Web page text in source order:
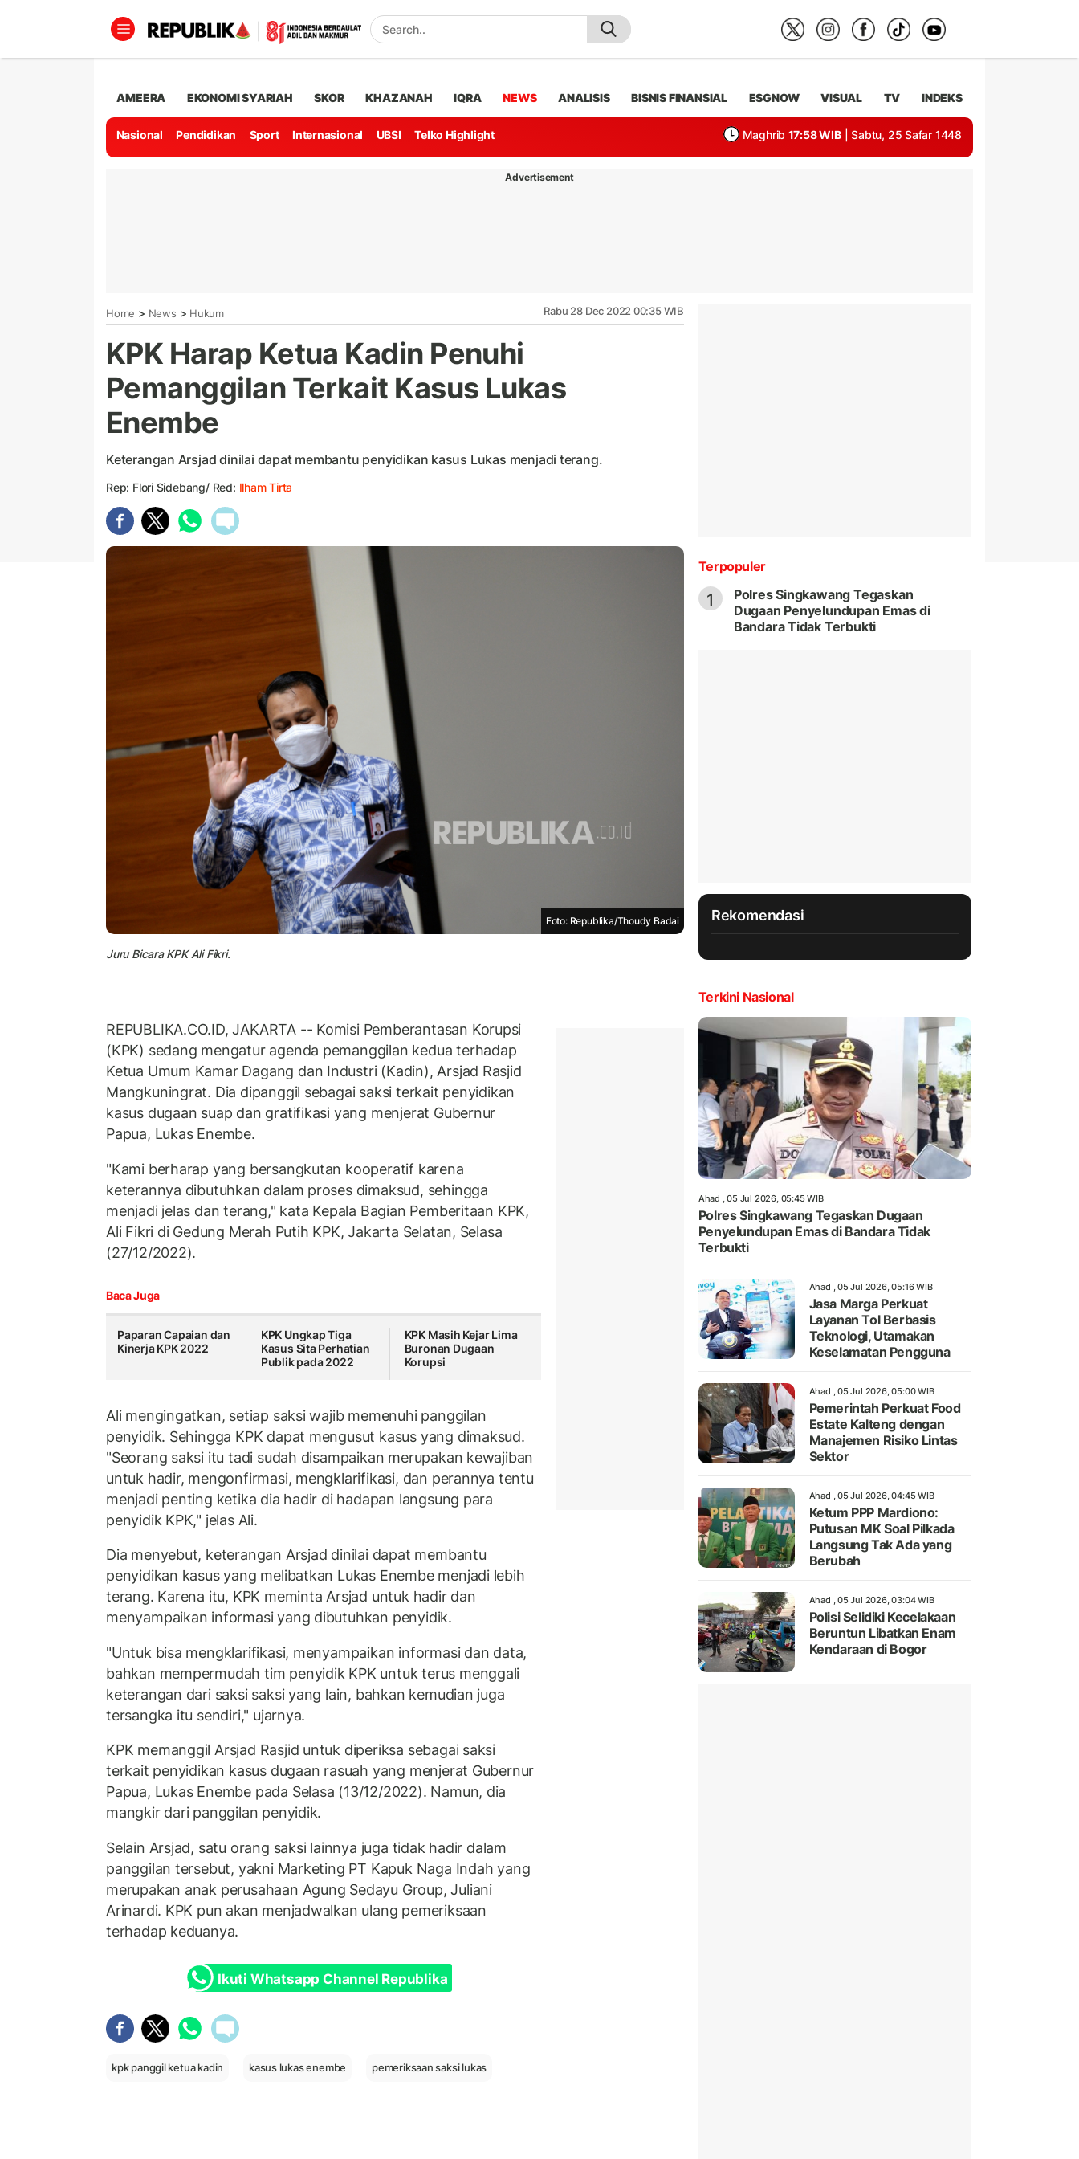
AMEERA EKONOMI SYARIAH SKOR KHAZANAH IQRA NEWS ANALISIS BISNIS FINANSIAL ESGNOW VISUAL TV INDEKS
Nasional Pendidikan Sport Internasional UBSI Telko Highlight Maghrib 17:58 WIB | Sabtu, 25 Safar 1448
Advertisement
Home > News > Hukum Rabu 28 Dec 2022 00:35 WIB
KPK Harap Ketua Kadin Penuhi
Pemanggilan Terkait Kasus Lukas
Enembe
Keterangan Arsjad dinilai dapat membantu penyidikan kasus Lukas menjadi terang.
Rep: Flori Sidebang/ Red: Ilham Tirta
Foto: Republika/Thoudy Badai
Juru Bicara KPK Ali Fikri.
REPUBLIKA.CO.ID, JAKARTA -- Komisi Pemberantasan Korupsi
(KPK) sedang mengatur agenda pemanggilan kedua terhadap
Ketua Umum Kamar Dagang dan Industri (Kadin), Arsjad Rasjid
Mangkuningrat. Dia dipanggil sebagai saksi terkait penyidikan
kasus dugaan suap dan gratifikasi yang menjerat Gubernur
Papua, Lukas Enembe.
"Kami berharap yang bersangkutan kooperatif karena
keterannya dibutuhkan dalam proses dimaksud, sehingga
menjadi jelas dan terang," kata Kepala Bagian Pemberitaan KPK,
Ali Fikri di Gedung Merah Putih KPK, Jakarta Selatan, Selasa
(27/12/2022).
Baca Juga
Paparan Capaian dan
Kinerja KPK 2022
KPK Ungkap Tiga
Kasus Sita Perhatian
Publik pada 2022
KPK Masih Kejar Lima
Buronan Dugaan
Korupsi
Ali mengingatkan, setiap saksi wajib memenuhi panggilan
penyidik. Sehingga KPK dapat mengusut kasus yang dimaksud.
"Seorang saksi itu tadi sudah disampaikan merupakan kewajiban
untuk hadir, mengonfirmasi, mengklarifikasi, dan perannya tentu
menjadi penting ketika dia hadir di hadapan langsung para
penyidik KPK," jelas Ali.
Dia menyebut, keterangan Arsjad dinilai dapat membantu
penyidikan kasus yang melibatkan Lukas Enembe menjadi lebih
terang. Karena itu, KPK meminta Arsjad untuk hadir dan
menyampaikan informasi yang dibutuhkan penyidik.
"Untuk bisa mengklarifikasi, menyampaikan informasi dan data,
bahkan mempermudah tim penyidik KPK untuk terus menggali
keterangan dari saksi saksi yang lain, bahkan kemudian juga
tersangka itu sendiri," ujarnya.
KPK memanggil Arsjad Rasjid untuk diperiksa sebagai saksi
terkait penyidikan kasus dugaan rasuah yang menjerat Gubernur
Papua, Lukas Enembe pada Selasa (13/12/2022). Namun, dia
mangkir dari panggilan penyidik.
Selain Arsjad, satu orang saksi lainnya juga tidak hadir dalam
panggilan tersebut, yakni Marketing PT Kapuk Naga Indah yang
merupakan anak perusahaan Agung Sedayu Group, Juliani
Arinardi. KPK pun akan menjadwalkan ulang pemeriksaan
terhadap keduanya.
Ikuti Whatsapp Channel Republika
kpk panggil ketua kadin kasus lukas enembe pemeriksaan saksi lukas
Terpopuler
1
Polres Singkawang Tegaskan
Dugaan Penyelundupan Emas di
Bandara Tidak Terbukti
Rekomendasi
Terkini Nasional
Ahad , 05 Jul 2026, 05:45 WIB
Polres Singkawang Tegaskan Dugaan
Penyelundupan Emas di Bandara Tidak
Terbukti
Ahad , 05 Jul 2026, 05:16 WIB
Jasa Marga Perkuat
Layanan Tol Berbasis
Teknologi, Utamakan
Keselamatan Pengguna
Ahad , 05 Jul 2026, 05:00 WIB
Pemerintah Perkuat Food
Estate Kalteng dengan
Manajemen Risiko Lintas
Sektor
Ahad , 05 Jul 2026, 04:45 WIB
Ketum PPP Mardiono:
Putusan MK Soal Pilkada
Langsung Tak Ada yang
Berubah
Ahad , 05 Jul 2026, 03:04 WIB
Polisi Selidiki Kecelakaan
Beruntun Libatkan Enam
Kendaraan di Bogor